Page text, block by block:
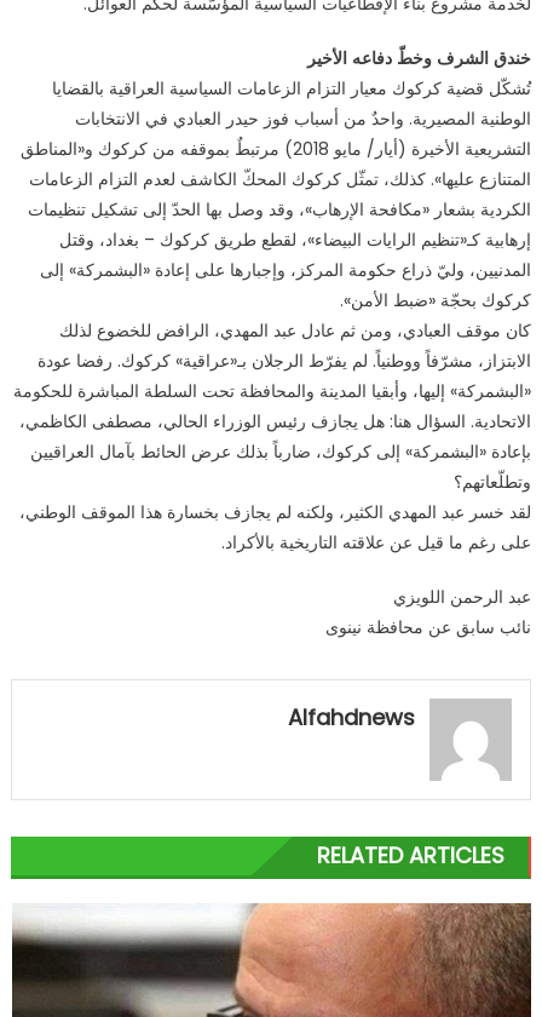
خندق الشرف وخطّ دفاعه الأخير
تُشكّل قضية كركوك معيار التزام الزعامات السياسية العراقية بالقضايا
الوطنية المصيرية. واحدٌ من أسباب فوز حيدر العبادي في الانتخابات
التشريعية الأخيرة (أيار/ مايو 2018) مرتبطٌ بموقفه من كركوك و«المناطق
المتنازع عليها». كذلك، تمثّل كركوك المحكّ الكاشف لعدم التزام الزعامات
الكردية بشعار «مكافحة الإرهاب»، وقد وصل بها الحدّ إلى تشكيل تنظيمات
إرهابية كـ«تنظيم الرايات البيضاء»، لقطع طريق كركوك – بغداد، وقتل
المدنيين، وليّ ذراع حكومة المركز، وإجبارها على إعادة «البشمركة» إلى
كركوك بحجّة «ضبط الأمن».
كان موقف العبادي، ومن ثم عادل عبد المهدي، الرافض للخضوع لذلك
الابتزاز، مشرّفاً ووطنياً. لم يفرّط الرجلان بـ«عراقية» كركوك. رفضا عودة
«البشمركة» إليها، وأبقيا المدينة والمحافظة تحت السلطة المباشرة للحكومة
الاتحادية. السؤال هنا: هل يجازف رئيس الوزراء الحالي، مصطفى الكاظمي،
بإعادة «البشمركة» إلى كركوك، ضارباً بذلك عرض الحائط بآمال العراقيين
وتطلّعاتهم؟
لقد خسر عبد المهدي الكثير، ولكنه لم يجازف بخسارة هذا الموقف الوطني،
على رغم ما قيل عن علاقته التاريخية بالأكراد.
عبد الرحمن اللويزي
نائب سابق عن محافظة نينوى
Alfahdnews
RELATED ARTICLES